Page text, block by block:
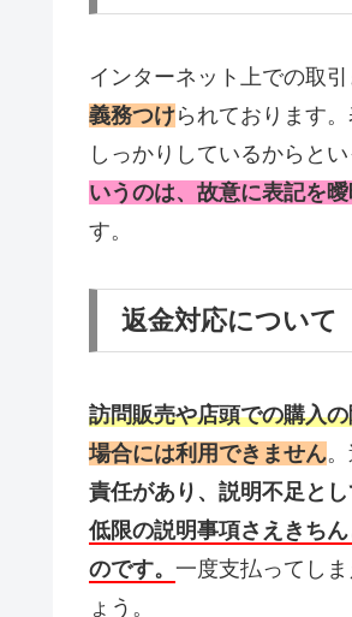
インターネット上での取引
義務つけられております
しっかりしているからと
いうのは、故意に表記を
す。
返金対応について
訪問販売や店頭での購入
場合には利用できません
責任があり、説明不足と
低限の説明事項さえきち
のです。 一度支払ってし
ょう。